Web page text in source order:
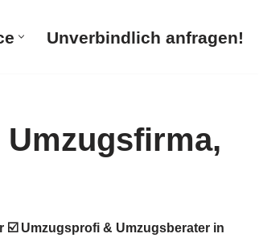
Unverbindlich anfragen!
☑️ Umzugsprofi & Umzugsberater in